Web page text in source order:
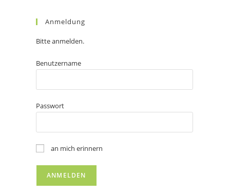
Anmeldung
Bitte anmelden.
Benutzername
Passwort
an mich erinnern